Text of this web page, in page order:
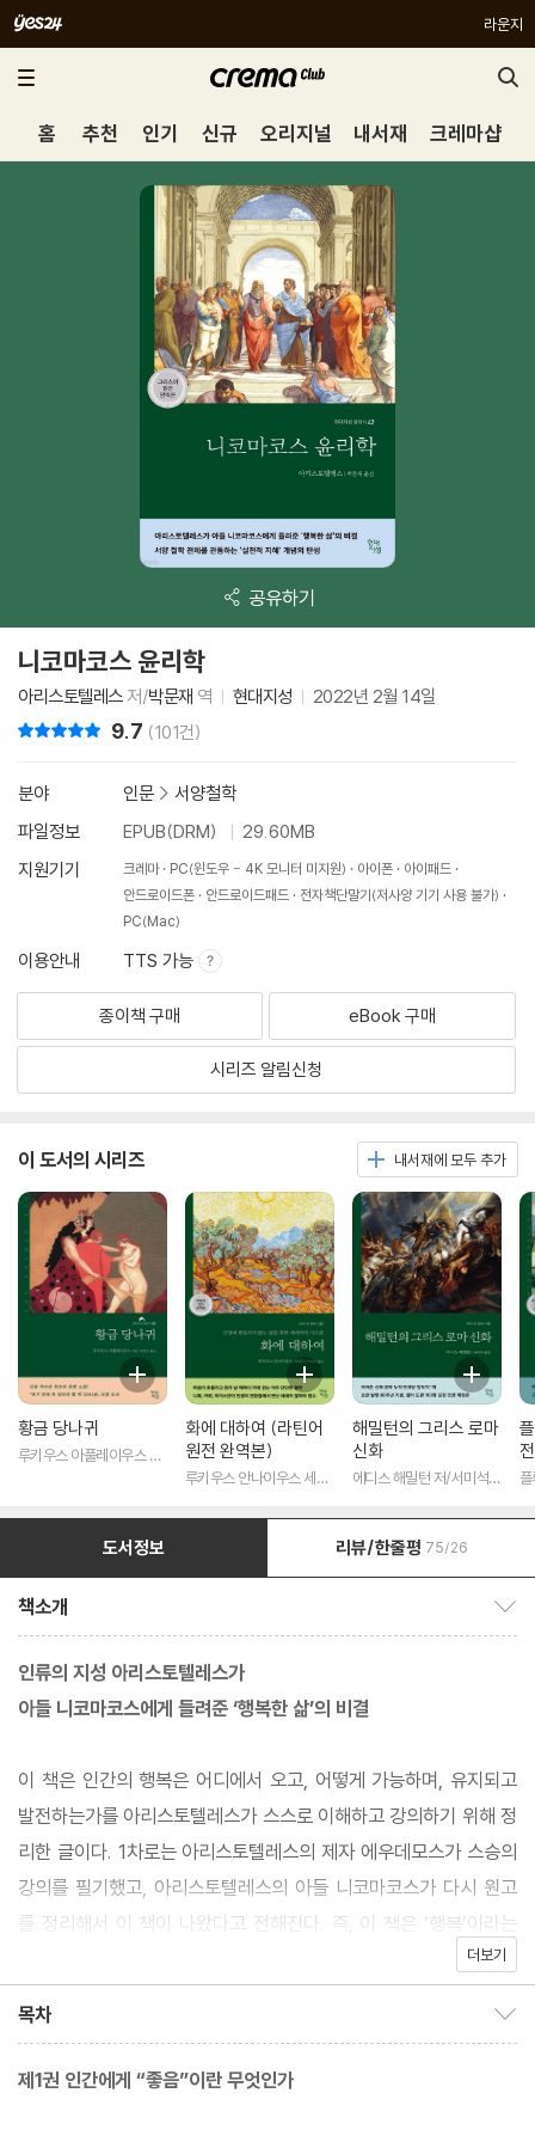
라운지
홈 추천 인기 신규 오리지널 내서재 크레마샵
공유하기
니코마코스 윤리학
아리스토텔레스저/박문재 역 현대지성 2022년 2월 14일
9.7 (101건)
분야 인문 > 서양철학
파일정보
EPUB(DRM)
29.60MB
지원기기
크레마 PC(윈도우 - 4K 모니터 미지원) 아이폰
아이패드
안드로이드폰
안드로이드패드
전자책단말기(저사양 기기 사용 불가)
PC(Mac)
이용안내 TTS 가능
종이책 구매 eBook 구매
시리즈 알림신청
이 도서의 시리즈 내서재에 모두 추가
황금 당나귀
루키우스 아풀레이우스 저/
화에 대하여 (라틴어
원전 완역본)
루키우스 안나이우스 세네
해밀턴의 그리스 로마
신화
에디스 해밀턴 저/서미석
도서정보 리뷰/한줄평 75/26
책소개
인류의 지성 아리스토텔레스가
아들 니코마코스에게 들려준 ‘행복한 삶’의 비결
이 책은 인간의 행복은 어디에서 오고, 어떻게 가능하며, 유지되고
발전하는가를 아리스토텔레스가 스스로 이해하고 강의하기 위해 정
리한 글이다. 1차로는 아리스토텔레스의 제자 에우데모스가 스승의
강의를 필기했고, 아리스토텔레스의 아들 니코마코스가 다시 원고
를 정리해서 이 책이 나왔다고 전해진다. 즉, 이 책은 ‘행복’이라는
개인적이고 내밀한 주제에 관해 인류 최고의 철학자가 제자와 아들
사람들이 『니코마코스 윤리학』을 아리스토텔레스의 대표 저작으로
꼽는 이유도 여기에 있다.
더보기
목차
제1권 인간에게 “좋음”이란 무엇인가